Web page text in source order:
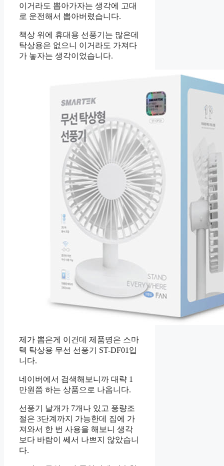
이거라도 뽑아가자는 생각에 고대
로 운전해서 뽑아버렸습니다.
책상 위에 휴대용 선풍기는 많은데
탁상용은 없으니 이거라도 가져다
가 놓자는 생각이었습니다.
제가 뽑은게 이건데 제품명은 스마
텍 탁상용 무선 선풍기 ST-DF01입
니다.
네이버에서 검색해보니까 대략 1
만원쯤 하는 상품으로 나옵니다.
선풍기 날개가 7개나 있고 풍량조
절은 3단계까지 가능한데 집에 가
져와서 한 번 사용을 해보니 생각
보다 바람이 쎄서 나쁘지 않았습니
다.